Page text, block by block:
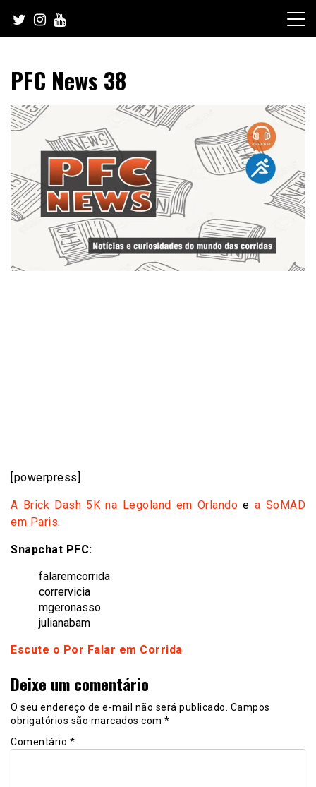
content
PFC News 38
[powerpress]
A Brick Dash 5K na Legoland em Orlando e a SoMAD
em Paris.
Snapchat PFC:
falaremcorrida
corrervicia
mgeronasso
julianabam
Escute o Por Falar em Corrida
Deixe um comentário
O seu endereço de e-mail não será publicado. Campos
obrigatórios são marcados com *
Comentário *